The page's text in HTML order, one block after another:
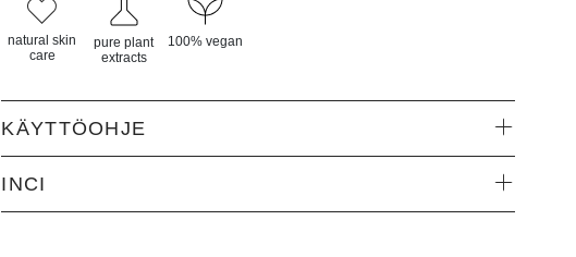
natural skin
care
pure plant
extracts
100% vegan
KÄYTTÖOHJE
INCI